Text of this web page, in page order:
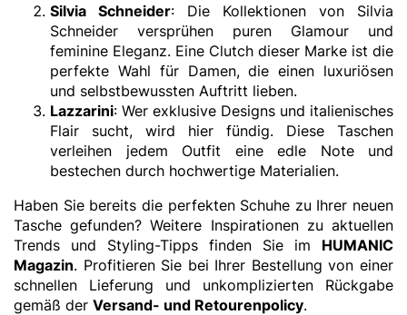
Silvia Schneider: Die Kollektionen von Silvia
Schneider versprühen puren Glamour und
feminine Eleganz. Eine Clutch dieser Marke ist die
perfekte Wahl für Damen, die einen luxuriösen
und selbstbewussten Auftritt lieben.
Lazzarini: Wer exklusive Designs und italienisches
Flair sucht, wird hier fündig. Diese Taschen
verleihen jedem Outfit eine edle Note und
bestechen durch hochwertige Materialien.
Haben Sie bereits die perfekten Schuhe zu Ihrer neuen
Tasche gefunden? Weitere Inspirationen zu aktuellen
Trends und Styling-Tipps finden Sie im HUMANIC
Magazin. Profitieren Sie bei Ihrer Bestellung von einer
schnellen Lieferung und unkomplizierten Rückgabe
gemäß der Versand- und Retourenpolicy.